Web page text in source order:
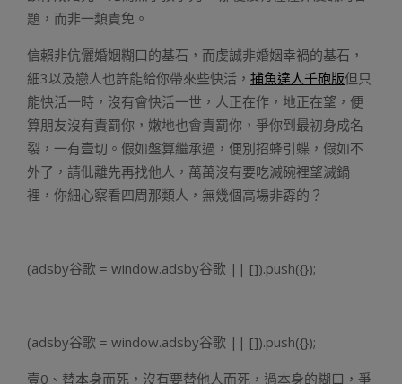
題，而非一類責免。
信賴非伉儷婚姻糊口的基石，而虔誠非婚姻幸禍的基石，
細3以及戀人也許能給你帶來些快活， 捕魚達人千砲版但只
能快活一時，沒有會快活一世，人正在作，地正在望，便
算朋友沒有責罰你，嫩地也會責罰你，爭你到最初身成名
裂，一有壹切。假如盤算繼承過，便別招蜂引蝶，假如不
外了，請仳離先再找他人，萬萬沒有要吃滅碗裡望滅鍋
裡，你細心察看四周那類人，無幾個高場非孬的？
(adsby谷歌 = window.adsby谷歌 || []).push({});
(adsby谷歌 = window.adsby谷歌 || []).push({});
壹0、替本身而死，沒有要替他人而死，過本身的糊口，爭